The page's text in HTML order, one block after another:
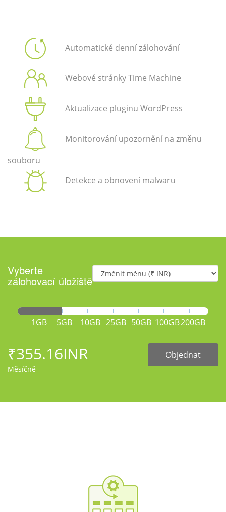
Automatické denní zálohování
Webové stránky Time Machine
Aktualizace pluginu WordPress
Monitorování upozornění na změnu
souboru
Detekce a obnovení malwaru
Vyberte
zálohovací úložiště
1GB 5GB 10GB 25GB 50GB 100GB200GB
₹355.16INR
Měsíčně
Objednat